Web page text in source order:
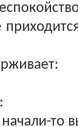
то